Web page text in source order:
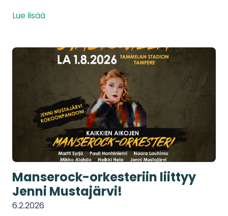
Lue lisää
Manserock-orkesteriin liittyy
Jenni Mustajärvi!
6.2.2026